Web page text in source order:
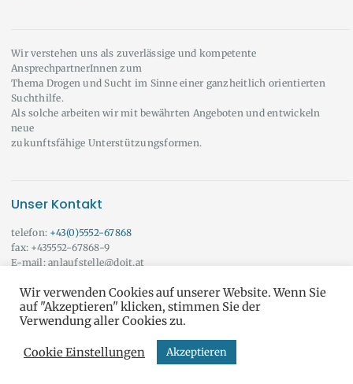
Wir verstehen uns als zuverlässige und kompetente
AnsprechpartnerInnen zum
Thema Drogen und Sucht im Sinne einer ganzheitlich orientierten
Suchthilfe.
Als solche arbeiten wir mit bewährten Angeboten und entwickeln
neue
zukunftsfähige Unterstützungsformen.
Unser Kontakt
telefon: +43(0)5552-67868
fax: +435552-67868-9
E-mail: anlaufstelle@doit.at
Wir beraten Sie auch gerne außerhalb der angeführten Öffnungszeiten!
Vereinbaren Sie doch einfach einen Termin mit uns.Onlineberatung
do it yourself © Alle Rechte vorbehaltenAGB & DSGVO
Wir verwenden Cookies auf unserer Website. Wenn Sie
auf "Akzeptieren" klicken, stimmen Sie der
Verwendung aller Cookies zu.
Cookie Einstellungen Akzeptieren